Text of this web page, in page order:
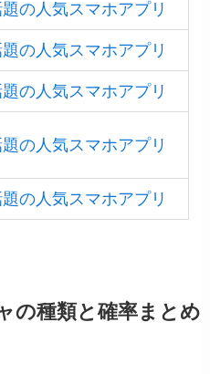
の人気スマホアプリ
の人気スマホアプリ
の人気スマホアプリ
の人気スマホアプリ
の人気スマホアプリ
の種類と確率まとめ